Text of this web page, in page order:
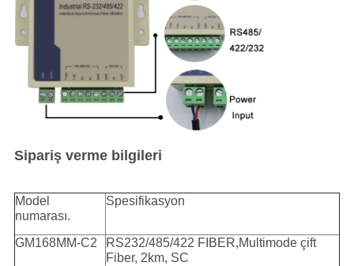
Sipariş verme bilgileri
Model
numarası.
Spesifikasyon
GM168MM-C2
RS232/485/422 FIBER,Multimode çift
Fiber, 2km, SC